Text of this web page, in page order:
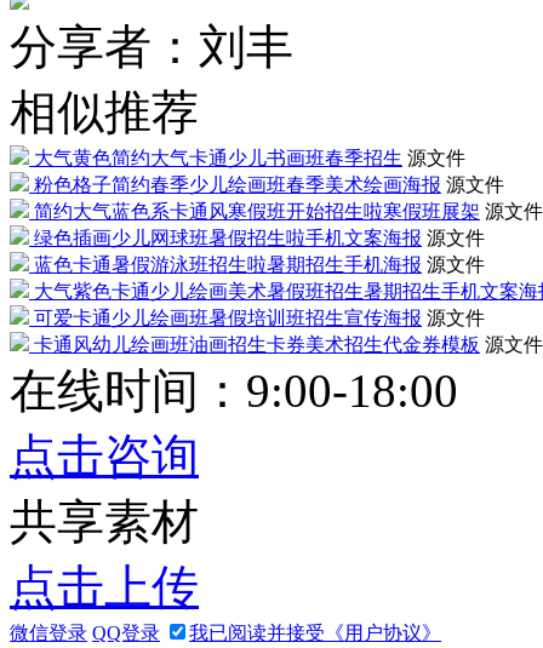
分享者：刘丰
相似推荐
大气黄色简约大气卡通少儿书画班春季招生 源文件
粉色格子简约春季少儿绘画班春季美术绘画海报 源文件
简约大气蓝色系卡通风寒假班开始招生啦寒假班展架 源文件
绿色插画少儿网球班暑假招生啦手机文案海报 源文件
蓝色卡通暑假游泳班招生啦暑期招生手机海报 源文件
大气紫色卡通少儿绘画美术暑假班招生暑期招生手机文案海
可爱卡通少儿绘画班暑假培训班招生宣传海报 源文件
卡通风幼儿绘画班油画招生卡券美术招生代金券模板 源文件
在线时间：9:00-18:00
点击咨询
共享素材
点击上传
微信登录 QQ登录 我已阅读并接受《用户协议》